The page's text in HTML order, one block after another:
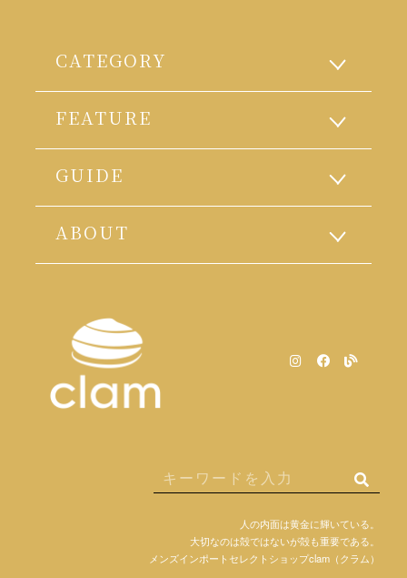
CATEGORY
FEATURE
GUIDE
ABOUT
人の内面は黄金に輝いている。
大切なのは殻ではないが殻も重要である。
メンズインポートセレクトショップclam（クラム）